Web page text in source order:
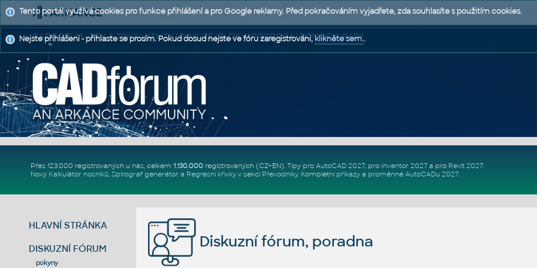
CAD FÓRUM - TIPY A TRIKY | UTILITY | DISKUZE | BLOKY | PODPORA | POMOC A RADY
Přes 123.000 registrovaných u nás, celkem 1.130.000registrovaných (CZ+EN). Tipy pro AutoCAD 2027, pro Inventor 2027a pro Revit 2027.
Nový Kalkulátor nosníků, Spirograf generátor a Regresní křivkyv sekci Převodníky. Kompletní příkazya proměnné AutoCADu 2027.
HLAVNÍ STRÁNKA
DISKUZNÍ FÓRUM
pokyny
Diskuzní fórum, poradna
Tento portál využívá cookies pro funkce přihlášení a pro Google reklamy. Před pokračováním vyjadřete, zda souhlasíte s použitím cookies.
Nejste přihlášeni - přihlaste se prosím. Pokud dosud nejste ve fóru zaregistrováni,klikněte sem..